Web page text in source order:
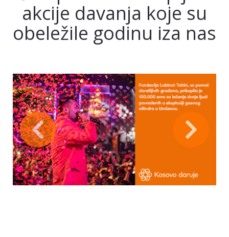
akcije davanja koje su
obeležile godinu iza nas